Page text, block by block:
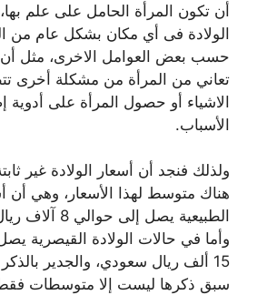
أن تكون المرأة الحامل على علم
الولادة فى أي مكان بشكل عام من
حسب بعض العوامل الاخرى، مثل أن
تعاني من المرأة من مشكلة أخرى
الاشياء أو حصول المرأة على أدوية
الأسباب.
ولذلك فنجد أن أسعار الولادة غير
هناك متوسط لهذا الأسعار، وهي أن
الطبيعية يصل
وأما في حالات الولادة القيصرية
15 ألف ريال سعودي، والجدير
سبق ذكرها ليست إلا متوسطات فقط